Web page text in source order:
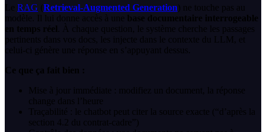
Le RAG (Retrieval-Augmented Generation ) ne touche pas au
modèle. Il lui donne accès à une base documentaire interrogeable
en temps réel . À chaque question, le système cherche les passages
pertinents dans vos docs, les injecte dans le contexte du LLM, et
celui-ci génère une réponse en s’appuyant dessus.
Ce que ça fait bien :
Mise à jour immédiate : modifiez un document, la réponse
change dans l’heure
Traçabilité : le chatbot peut citer la source exacte (“d’après la
section 4.2 du contrat-cadre”)